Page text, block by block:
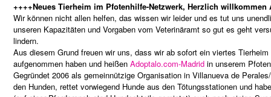
++++Neues Tierheim im Pfotenhilfe-Netzwerk, Herzlich willkommen
Wir können nicht allen helfen, das wissen wir leider und es tut uns
unseren Kapazitäten und Vorgaben vom Veterinäramt so gut es geht
lindern.
Aus diesem Grund freuen wir uns, dass wir ab sofort ein viertes
aufgenommen haben und heißen Adoptalo.com-Madrid in unserem
Gegründet 2006 als gemeinnützige Organisation in Villanueva de
den Hunden, rettet vorwiegend Hunde aus den Tötungsstationen und